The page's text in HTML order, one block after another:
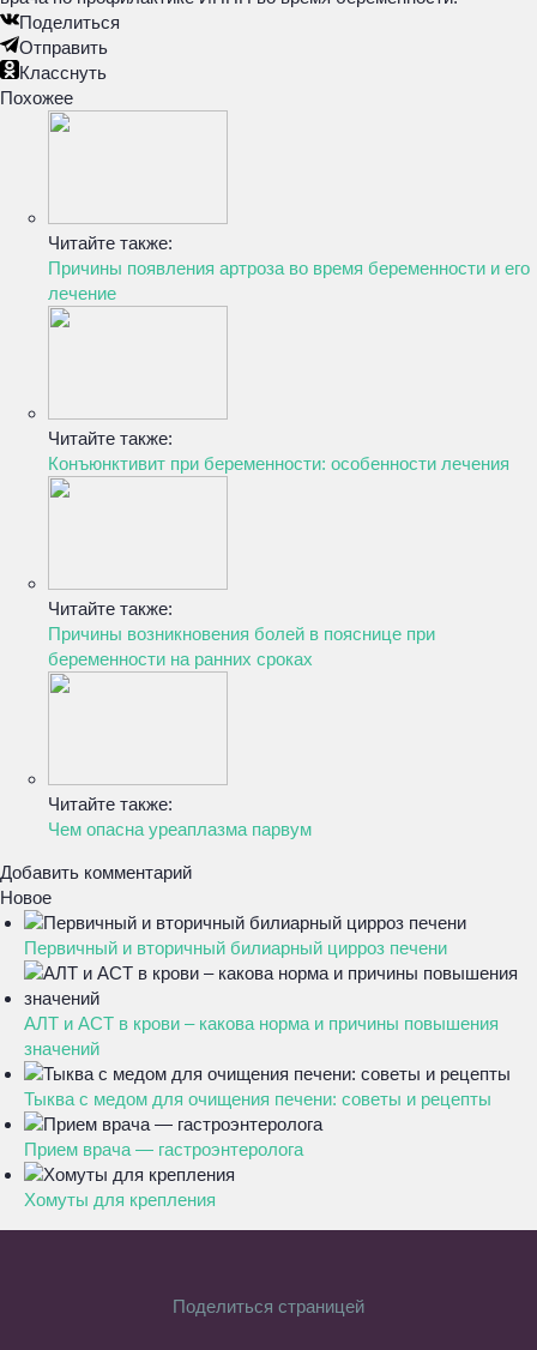
Поделиться
Отправить
Класснуть
Похожее
Читайте также:
Причины появления артроза во время беременности и его
лечение
Читайте также:
Конъюнктивит при беременности: особенности лечения
Читайте также:
Причины возникновения болей в пояснице при
беременности на ранних сроках
Читайте также:
Чем опасна уреаплазма парвум
Добавить комментарий
Новое
Первичный и вторичный билиарный цирроз печени
АЛТ и АСТ в крови – какова норма и причины повышения
значений
Тыква с медом для очищения печени: советы и рецепты
Прием врача — гастроэнтеролога
Хомуты для крепления
Поделиться страницей